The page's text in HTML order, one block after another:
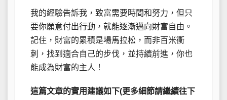
我的經驗告訴我，致富需要時間和努力，但只
要你願意付出行動，就能逐漸邁向財富自由。
記住，財富的累積是場馬拉松，而非百米衝
刺，找到適合自己的步伐，並持續前進，你也
能成為財富的主人！
這篇文章的實用建議如下(更多細節請繼續往下